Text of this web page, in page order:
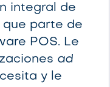
integral de
que parte de
POS. Le
ad
y le